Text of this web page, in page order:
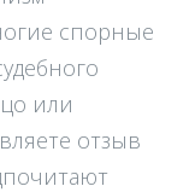
спорные
или
отзыв